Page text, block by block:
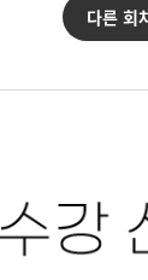
다른 회